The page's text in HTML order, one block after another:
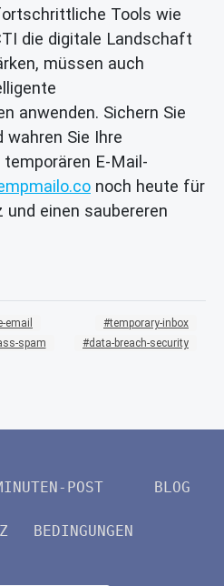
Tools wie
die digitale Landschaft
müssen auch
anwenden. Sichern Sie
wahren Sie Ihre
E-Mail-
noch heute für
einen saubereren
email
temporary-inbox
spam
data-breach-security
POST BLOG
BEDINGUNGEN